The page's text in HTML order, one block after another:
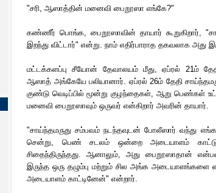
"சரி, ஆஸாத்தின் மனைவி பைறூஸா எங்கே?"
கண்ணீர் பொங்க, பைறூஸாவின் தாயார் கூறுகிறார்,
இறந்து விட்டார்" என்று. நாம் எதிர்பாராத தகவலாக அது
மட்டக்களப்பு சீயோன் தேவாலயம் மீது, ஏப்ரல் 21ம்
ஆஸாத் அங்கேயே பலியானார். ஏப்ரல் 26ம் தேதி
குண்டு வெடிப்பில் மூன்று குழந்தைகள், ஆறு பெண்கள்
மனைவி பைறூஸாவும் ஒருவர் என்கிறார் அவரின் தாயார்.
"சாய்ந்தமருது சம்பவம் நடந்தவுடன் போலீஸார் வந்து
சென்று, பெண் சடலம் ஒன்றை அடையாளம்
சிதைந்திருந்தது. ஆனாலும், அது பைறூஸாதான்
இருந்த ஒரு தழும்பு மற்றும் சில அங்க
அடையாளம் காட்டினேன்" என்றார்.